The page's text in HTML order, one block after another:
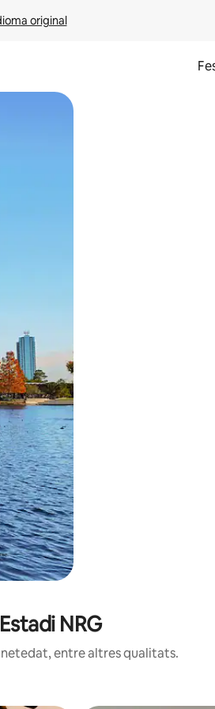
original
toc a la pantalla o fent-hi lliscar el dit.
NRG
netedat, entre altres qualitats.